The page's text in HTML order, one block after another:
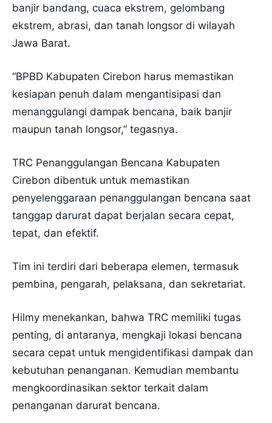
banjir bandang, cuaca ekstrem, gelombang
ekstrem, abrasi, dan tanah longsor di wilayah
Jawa Barat.
“BPBD Kabupaten Cirebon harus memastikan
kesiapan penuh dalam mengantisipasi dan
menanggulangi dampak bencana, baik banjir
maupun tanah longsor,” tegasnya.
TRC Penanggulangan Bencana Kabupaten
Cirebon dibentuk untuk memastikan
penyelenggaraan penanggulangan bencana saat
tanggap darurat dapat berjalan secara cepat,
tepat, dan efektif.
Tim ini terdiri dari beberapa elemen, termasuk
pembina, pengarah, pelaksana, dan sekretariat.
Hilmy menekankan, bahwa TRC memiliki tugas
penting, di antaranya, mengkaji lokasi bencana
secara cepat untuk mengidentifikasi dampak dan
kebutuhan penanganan. Kemudian membantu
mengkoordinasikan sektor terkait dalam
penanganan darurat bencana.